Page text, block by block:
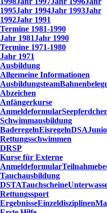
1995Jahr 1994Jahr 1993Jahr
1992Jahr 1991
Termine 1981-1990
Jahr 1981Jahr 1990
Termine 1971-1980
Jahr 1971
Ausbildung
Allgemeine Informationen
Ausbildungsteam
Abzeichen
Anfängerkurse
Anmeldeformular
Schwimmausbildung
BaderegelnEisregelnDSA
Rettungsschwimmen
DRSP
Kurse für Externe
Anmeldeformular
Tauchausbildung
DSTATauchscheine
Rettungssport
ErgebnisseEinzeldisziplinen